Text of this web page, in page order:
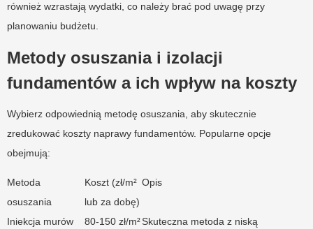
również wzrastają wydatki, co należy brać pod uwagę przy
planowaniu budżetu.
Metody osuszania i izolacji
fundamentów a ich wpływ na koszty
Wybierz odpowiednią metodę osuszania, aby skutecznie
zredukować koszty naprawy fundamentów. Popularne opcje
obejmują:
Metoda
osuszania
Koszt (zł/m²
lub za dobę)
Opis
Iniekcja murów 80-150 zł/m²Skuteczna metoda z niską